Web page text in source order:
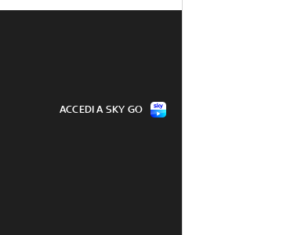
ACCEDI A SKY GO